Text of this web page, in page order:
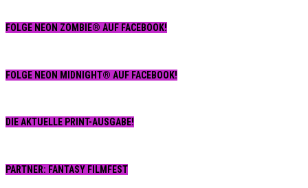
FOLGE NEON ZOMBIE® AUF FACEBOOK!
FOLGE NEON MIDNIGHT® AUF FACEBOOK!
DIE AKTUELLE PRINT-AUSGABE!
PARTNER: FANTASY FILMFEST